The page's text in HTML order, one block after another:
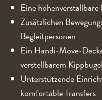
Eine höhenverstallbare
Zusätzlichen
Begleitpersonen
Ein Handi-Move-
verstellbarem Kippbügel
Unterstützende
komfortable Transfers